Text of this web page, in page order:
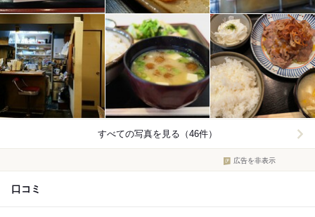
すべての写真を見る（46件）
広告を非表示
口コミ